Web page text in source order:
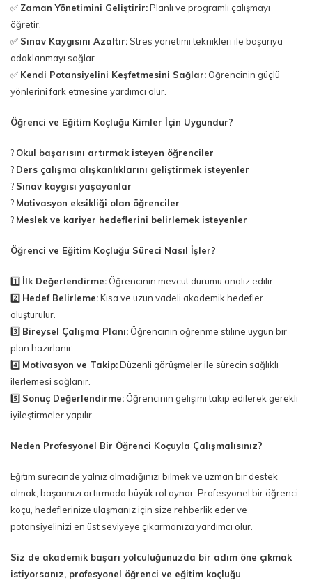
✅ Zaman Yönetimini Geliştirir:Planlı ve programlı çalışmayı
öğretir.
✅ Sınav Kaygısını Azaltır:Stres yönetimi teknikleri ile başarıya
odaklanmayı sağlar.
✅ Kendi Potansiyelini Keşfetmesini Sağlar: Öğrencinin güçlü
yönlerini fark etmesine yardımcı olur.
Öğrenci ve Eğitim Koçluğu Kimler İçin Uygundur?
? Okul başarısını artırmak isteyen öğrenciler
? Ders çalışma alışkanlıklarını geliştirmek isteyenler
? Sınav kaygısı yaşayanlar
? Motivasyon eksikliği olan öğrenciler
? Meslek ve kariyer hedeflerini belirlemek isteyenler
Öğrenci ve Eğitim Koçluğu Süreci Nasıl İşler?
1️⃣ İlk Değerlendirme: Öğrencinin mevcut durumu analiz edilir.
2️⃣ Hedef Belirleme:Kısa ve uzun vadeli akademik hedefler
oluşturulur.
3️⃣ Bireysel Çalışma Planı: Öğrencinin öğrenme stiline uygun bir
plan hazırlanır.
4️⃣ Motivasyon ve Takip:Düzenli görüşmeler ile sürecin sağlıklı
ilerlemesi sağlanır.
5️⃣ Sonuç Değerlendirme: Öğrencinin gelişimi takip edilerek gerekli
iyileştirmeler yapılır.
Neden Profesyonel Bir Öğrenci Koçuyla Çalışmalısınız?
Eğitim sürecinde yalnız olmadığınızı bilmek ve uzman bir destek
almak, başarınızı artırmada büyük rol oynar. Profesyonel bir öğrenci
koçu, hedeflerinize ulaşmanız için size rehberlik eder ve
potansiyelinizi en üst seviyeye çıkarmanıza yardımcı olur.
Siz de akademik başarı yolculuğunuzda bir adım öne çıkmak
istiyorsanız, profesyonel öğrenci ve eğitim koçluğu